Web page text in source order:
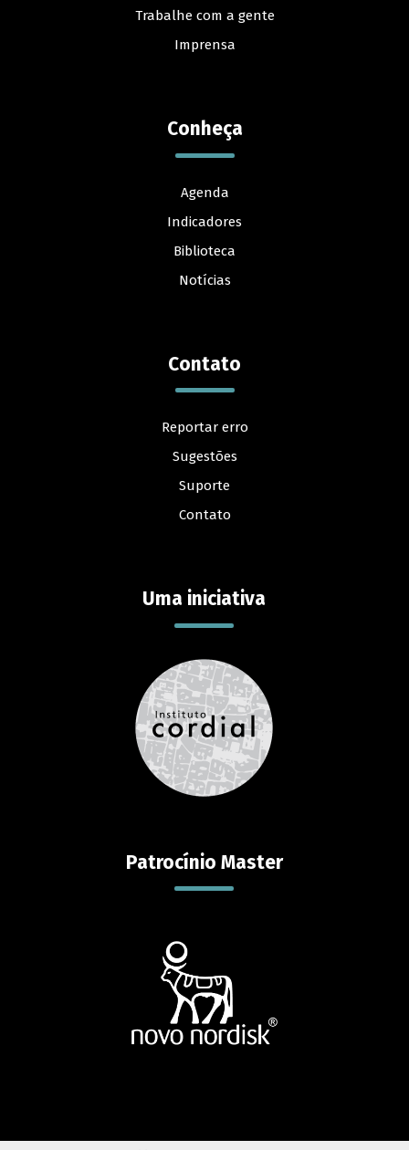
Uma iniciativa
Patrocínio Master
Trabalhe com a gente
Imprensa
Conheça
Agenda
Indicadores
Biblioteca
Notícias
Contato
Reportar erro
Sugestões
Suporte
Contato